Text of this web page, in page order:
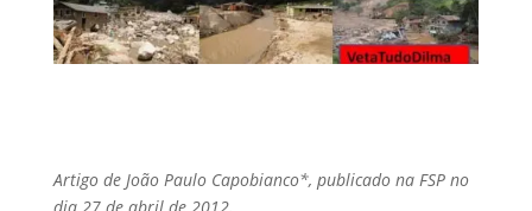
Artigo de João Paulo Capobianco*, publicado na FSP no
dia 27 de abril de 2012.